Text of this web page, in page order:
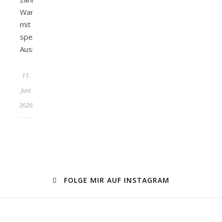
Wanderwege
mit
spektakulären
Ausblicken…
11.
Juni
2026
FOLGE MIR AUF INSTAGRAM